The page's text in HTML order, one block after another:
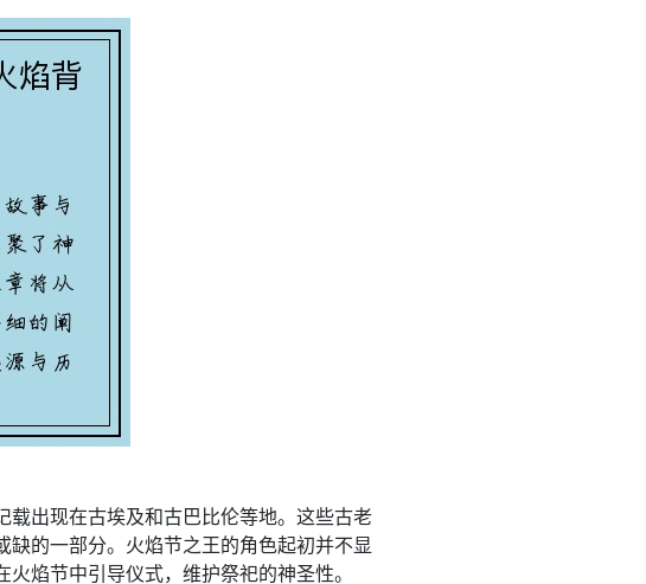
出现在古埃及和古巴比伦等地。这些古老
的一部分。火焰节之王的角色起初并不显
焰节中引导仪式，维护祭祀的神圣性。